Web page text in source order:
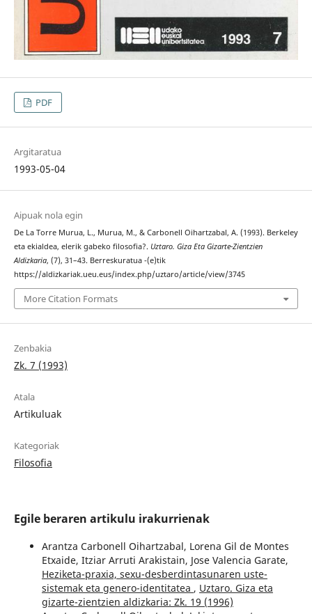
PDF
Argitaratua
1993-05-04
Aipuak nola egin
De La Torre Murua, L., Murua, M., & Carbonell Oihartzabal, A. (1993). Berkeley
eta ekialdea, elerik gabeko filosofia?. Uztaro. Giza Eta Gizarte-Zientzien
Aldizkaria, (7), 31–43. Berreskuratua -(e)tik
https://aldizkariak.ueu.eus/index.php/uztaro/article/view/3745
More Citation Formats
Zenbakia
Zk. 7 (1993)
Atala
Artikuluak
Kategoriak
Filosofia
Egile beraren artikulu irakurrienak
Arantza Carbonell Oihartzabal, Lorena Gil de Montes
Etxaide, Itziar Arruti Arakistain, Jose Valencia Garate,
Heziketa-praxia, sexu-desberdintasunaren uste-
sistemak eta genero-identitatea , Uztaro. Giza eta
gizarte-zientzien aldizkaria: Zk. 19 (1996)